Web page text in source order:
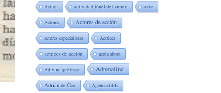
Action actividad túnel del viento actor
Actores Actores de acción
actores especialistas Actrices
actrices de acción actúa ahora
Adivina qué hago Adrenalina
Adrián de Cea Agencia EFE